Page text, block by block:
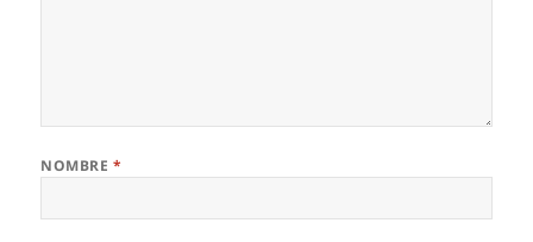
NOMBRE *